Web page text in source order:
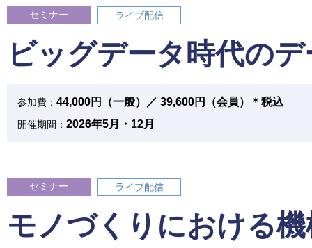
セミナー ライブ配信
ビッグデータ時代の
参加費： 44,000円（一般）／ 39,600円（会員）＊税込
開催期間： 2026年5月・12月
セミナー ライブ配信
モノづくりにおける